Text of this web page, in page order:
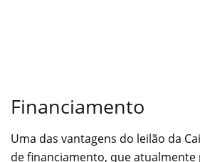
Financiamento
Uma das vantagens do leilão da
de financiamento, que atualmente